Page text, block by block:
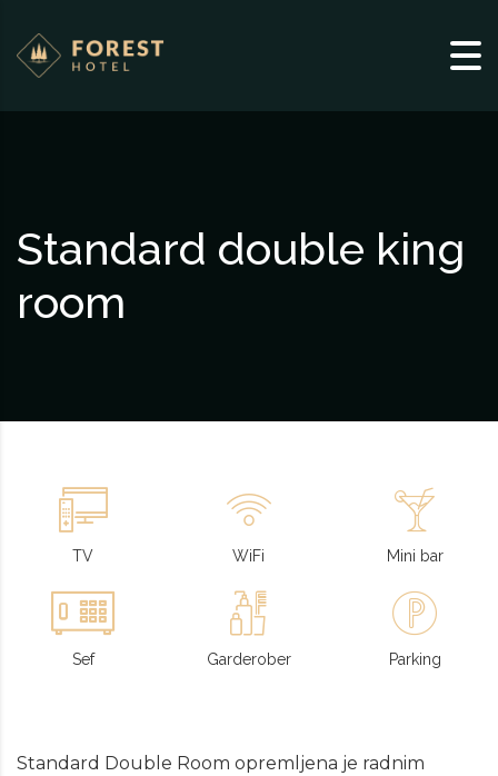
Standard double king
room
TV WiFi Mini bar
Sef Garderober Parking
Standard Double Room opremljena je radnim